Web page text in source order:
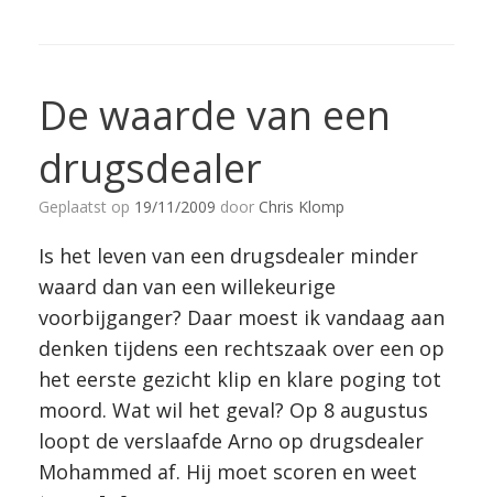
De waarde van een
drugsdealer
Geplaatst op 19/11/2009 door Chris Klomp
Is het leven van een drugsdealer minder
waard dan van een willekeurige
voorbijganger? Daar moest ik vandaag aan
denken tijdens een rechtszaak over een op
het eerste gezicht klip en klare poging tot
moord. Wat wil het geval? Op 8 augustus
loopt de verslaafde Arno op drugsdealer
Mohammed af. Hij moet scoren en weet